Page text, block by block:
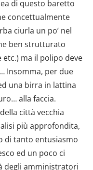
social media e per
inoltre
il nostro sito con i
dei dati web,
combinarle
loro o che hanno
di questo baretto
concettualmente
ciurla un po’ nel
ben strutturato
ma il polipo deve
Insomma, per due
una birra in lattina
alla faccia.
città vecchia
più approfondita,
di tanto entusiasmo
ed un poco ci
degli amministratori